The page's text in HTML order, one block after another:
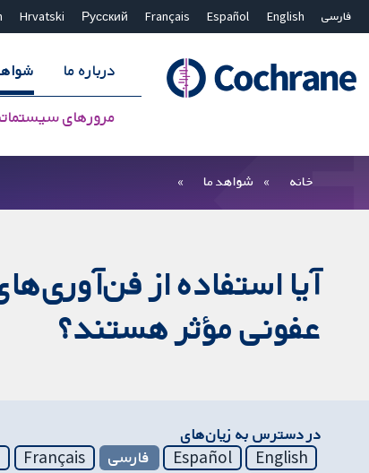
فارسی English
Español
Français
Русский
Hrvatski
درباره ما
مرورهای
بستن جستجو ✖
خانه شواهد ما
آیا استفاده از
عفونی مؤثر هستند؟
در دسترس به زیان‌های
English
Español فارسی Français